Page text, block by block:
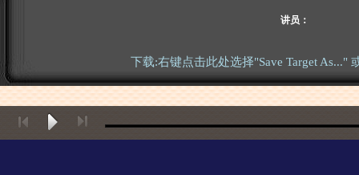
讲员：
下载:右键点击此处选择"Save Target As..."